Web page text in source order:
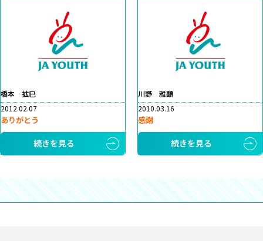
橋本 拡巳
2012.02.07
ありがとう
続きを見る
川野 雅顕
2010.03.16
感謝
続きを見る